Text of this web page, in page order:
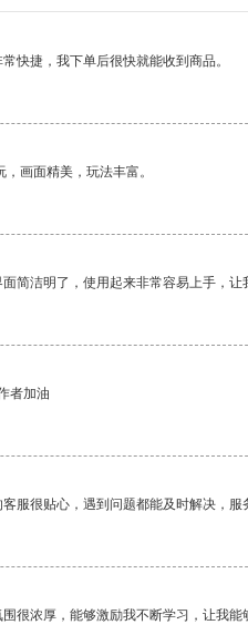
快捷，我下单后很快就能收到商品。
画面精美，玩法丰富。
简洁明了，使用起来非常容易上手，让
者加油
服很贴心，遇到问题都能及时解决，服
很浓厚，能够激励我不断学习，让我能